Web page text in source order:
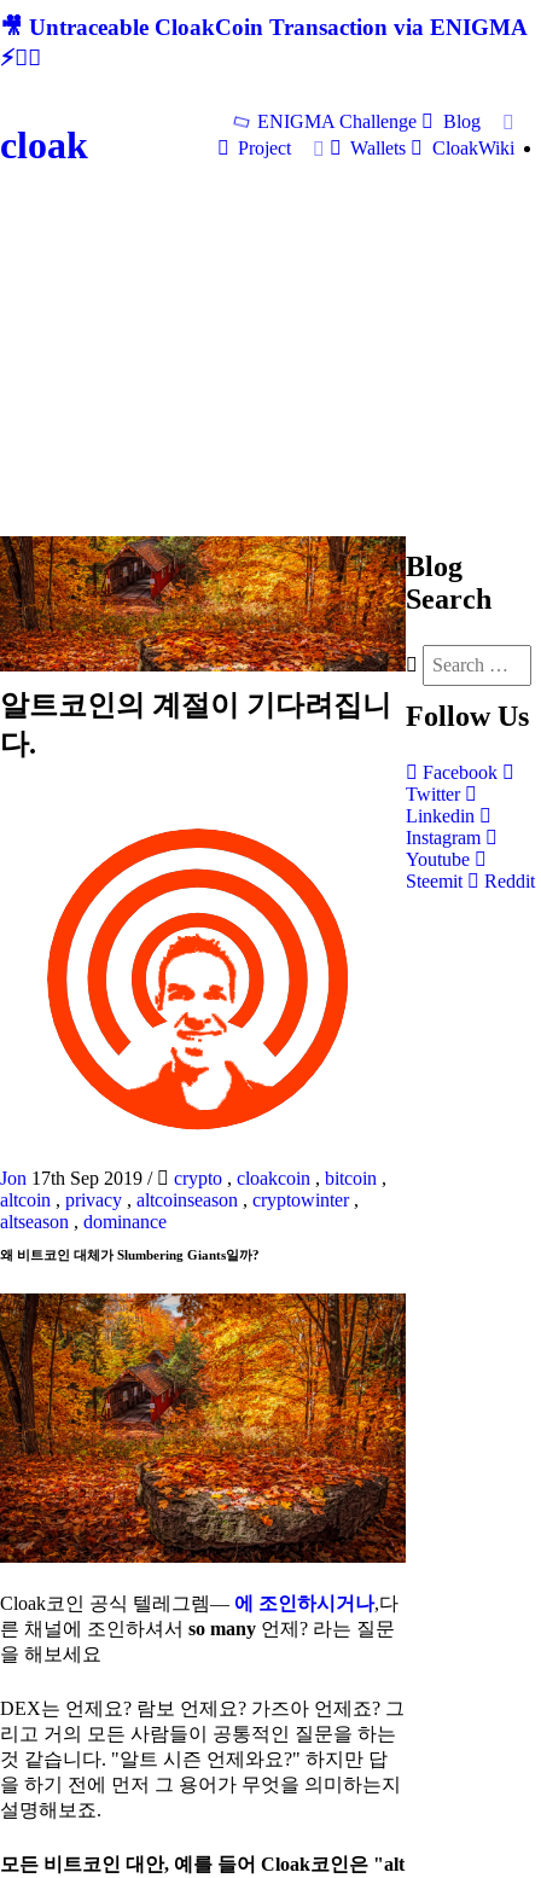
🎥 Untraceable CloakCoin Transaction via ENIGMA
⚡🕵‍♂
cloak
ENIGMA Challenge
Blog
Project
Wallets CloakWiki
알트코인의 계절이 기다려집니
다.
Jon 17th Sep 2019 / crypto , cloakcoin , bitcoin ,
altcoin , privacy , altcoinseason , cryptowinter,
altseason , dominance
왜 비트코인 대체가 Slumbering Giants일까?
Cloak코인 공식 텔레그렘— 에 조인하시거나,다
른 채널에 조인하셔서 so many 언제? 라는 질문
을 해보세요
DEX는 언제요? 람보 언제요? 가즈아 언제죠? 그
리고 거의 모든 사람들이 공통적인 질문을 하는
것 같습니다. "알트 시즌 언제와요?" 하지만 답
을 하기 전에 먼저 그 용어가 무엇을 의미하는지
설명해보죠.
모든 비트코인 대안, 예를 들어 Cloak코인은 "alt
Blog
Search
Follow Us
Facebook
Twitter
Linkedin
Instagram
Youtube
Steemit
Reddit